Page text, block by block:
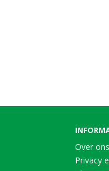
Over ons
Privacy